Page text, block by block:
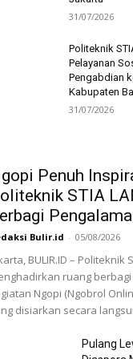
31/07/2026
Politeknik
Pelayanan
Pengabdian
Kabupaten
31/07/2026
Penuh
STIA
Bulir.id - 05/08/2026
BULIR.ID – Politeknik
ruang
Ngopi (Ngobrol
disiarkan secara
Pulang